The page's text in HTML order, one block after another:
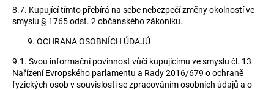
8.7. Kupující tímto přebírá na sebe nebezpečí změny okolností ve
smyslu § 1765 odst. 2 občanského zákoníku.
OCHRANA OSOBNÍCH ÚDAJŮ
9.1. Svou informační povinnost vůči kupujícímu ve smyslu čl. 13
Nařízení Evropského parlamentu a Rady 2016/679 o ochraně
fyzických osob v souvislosti se zpracováním osobních údajů a o